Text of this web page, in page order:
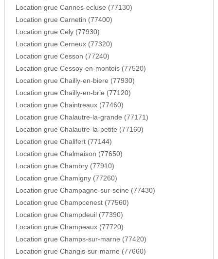
Location grue Cannes-ecluse (77130)
Location grue Carnetin (77400)
Location grue Cely (77930)
Location grue Cerneux (77320)
Location grue Cesson (77240)
Location grue Cessoy-en-montois (77520)
Location grue Chailly-en-biere (77930)
Location grue Chailly-en-brie (77120)
Location grue Chaintreaux (77460)
Location grue Chalautre-la-grande (77171)
Location grue Chalautre-la-petite (77160)
Location grue Chalifert (77144)
Location grue Chalmaison (77650)
Location grue Chambry (77910)
Location grue Chamigny (77260)
Location grue Champagne-sur-seine (77430)
Location grue Champcenest (77560)
Location grue Champdeuil (77390)
Location grue Champeaux (77720)
Location grue Champs-sur-marne (77420)
Location grue Changis-sur-marne (77660)